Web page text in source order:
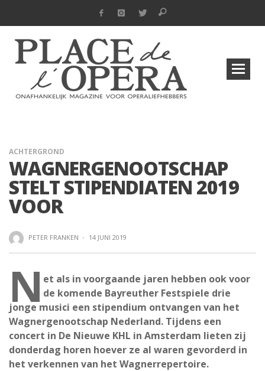
ACHTERGROND
WAGNERGENOOTSCHAP
STELT STIPENDIATEN 2019
VOOR
PETER FRANKEN · 14 JUNI 2019
N et als in voorgaande jaren hebben ook voor
de komende Bayreuther Festspiele drie
jonge musici een stipendium ontvangen van het
Wagnergenootschap Nederland. Tijdens een
concert in De Nieuwe KHL in Amsterdam lieten zij
donderdag horen hoever ze al waren gevorderd in
het verkennen van het Wagnerrepertoire.